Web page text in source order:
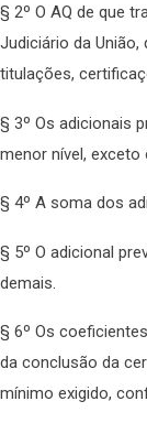
§ 2º O AQ de que
Judiciário da
titulações,
§ 3º Os adicionais
menor nível,
§ 4º A soma dos
§ 5º O adicional
demais.
§ 6º Os
da conclusão da
mínimo exigido,